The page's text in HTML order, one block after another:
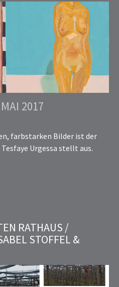
2017
farbstarken Bilder ist der
Urgessa stellt aus.
RATHAUS /
STOFFEL &